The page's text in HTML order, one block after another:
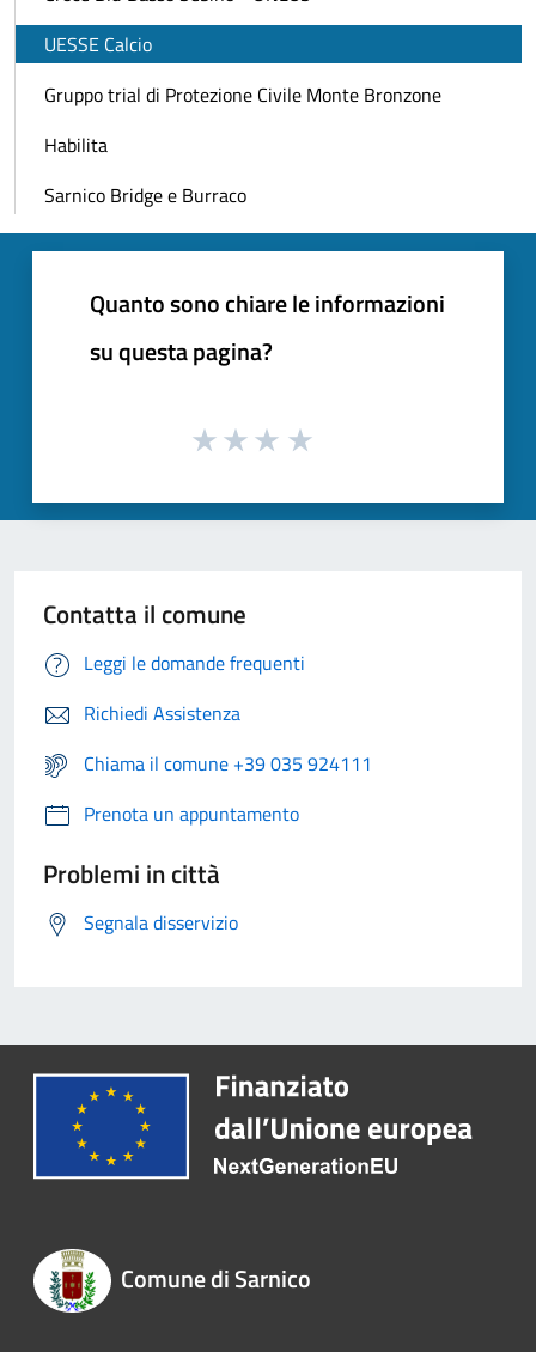
UESSE Calcio
Gruppo trial di Protezione Civile Monte Bronzone
Habilita
Sarnico Bridge e Burraco
Quanto sono chiare le informazioni
su questa pagina?
Contatta il comune
Leggi le domande frequenti
Richiedi Assistenza
Chiama il comune +39 035 924111
Prenota un appuntamento
Problemi in città
Segnala disservizio
Comune di Sarnico